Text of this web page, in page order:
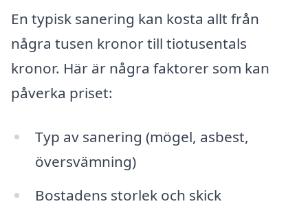
En typisk sanering kan kosta allt från
några tusen kronor till tiotusentals
kronor. Här är några faktorer som kan
påverka priset:
Typ av sanering (mögel, asbest,
översvämning)
Bostadens storlek och skick